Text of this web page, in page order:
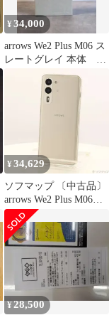
¥34,000
arrows We2 Plus M06 ス
レートグレイ 本体
SIMフリー
¥34,629
ソフマップ 〔中古品〕
arrows We2 Plus M06
256GB シャンパンシル
バー ASMC06004 SIMフ
リー【269】
¥28,500